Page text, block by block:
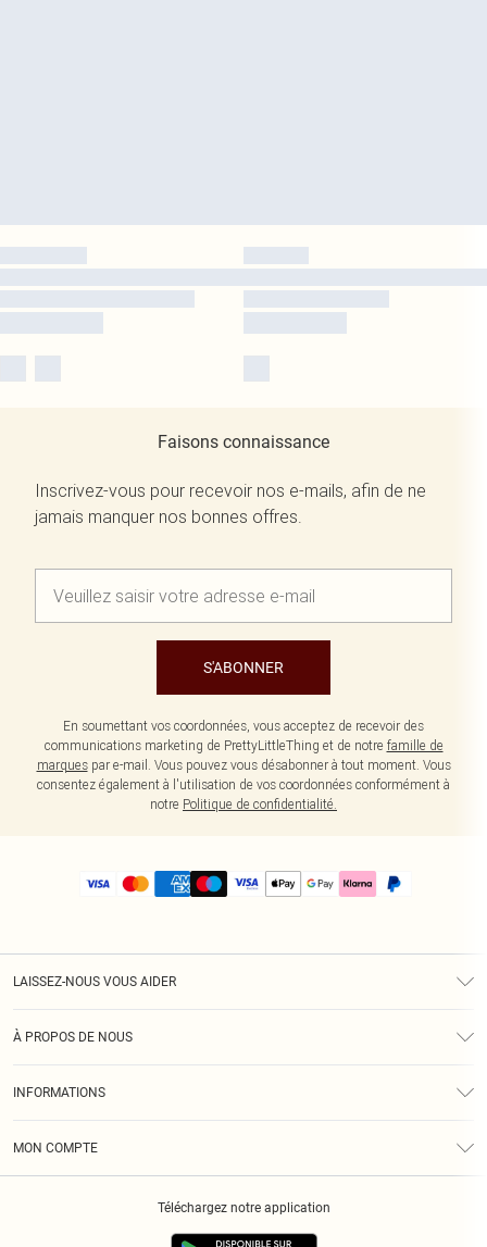
Faisons connaissance
Inscrivez-vous pour recevoir nos e-mails, afin de ne
jamais manquer nos bonnes offres.
S'ABONNER
En soumettant vos coordonnées, vous acceptez de recevoir des
communications marketing de PrettyLittleThing et de notre famille de
marquespar e-mail. Vous pouvez vous désabonner à tout moment. Vous
consentez également à l'utilisation de vos coordonnées conformément à
notre Politique de confidentialité.
LAISSEZ-NOUS VOUS AIDER
À PROPOS DE NOUS
INFORMATIONS
MON COMPTE
Téléchargez notre application